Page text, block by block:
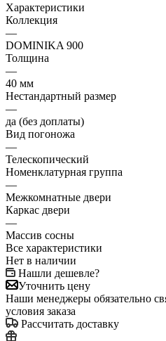
Характеристики
Коллекция
—
DOMINIKA 900
Толщина
—
40 мм
Нестандартный размер
—
да (без доплаты)
Вид погоножа
—
Телескопический
Номенклатурная группа
—
Межкомнатные двери
Каркас двери
—
Массив сосны
Все характеристики
Нет в наличии
Нашли дешевле?
Уточнить цену
Наши менеджеры обязательно
условия заказа
Рассчитать доставку